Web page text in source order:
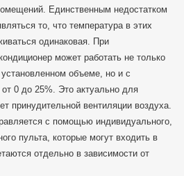
Единственным недостатком
то, что температура в этих
одинаковая. При
может работать не только
объеме, но и с
0 до 25%. Это актуально для
принудительной вентиляции воздуха.
с помощью индивидуального,
пульта, которые могут входить в
отдельно в зависимости от